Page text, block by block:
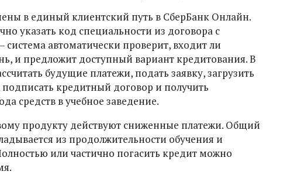
в единый клиентский путь в СберБанк Онлайн.
указать код специальности из договора с
автоматически проверит, входит ли
и предложит доступный вариант кредитования. В
будущие платежи, подать заявку, загрузить
кредитный договор и получить
средств в учебное заведение.
продукту действуют сниженные платежи. Общий
из продолжительности обучения и
или частично погасить кредит можно